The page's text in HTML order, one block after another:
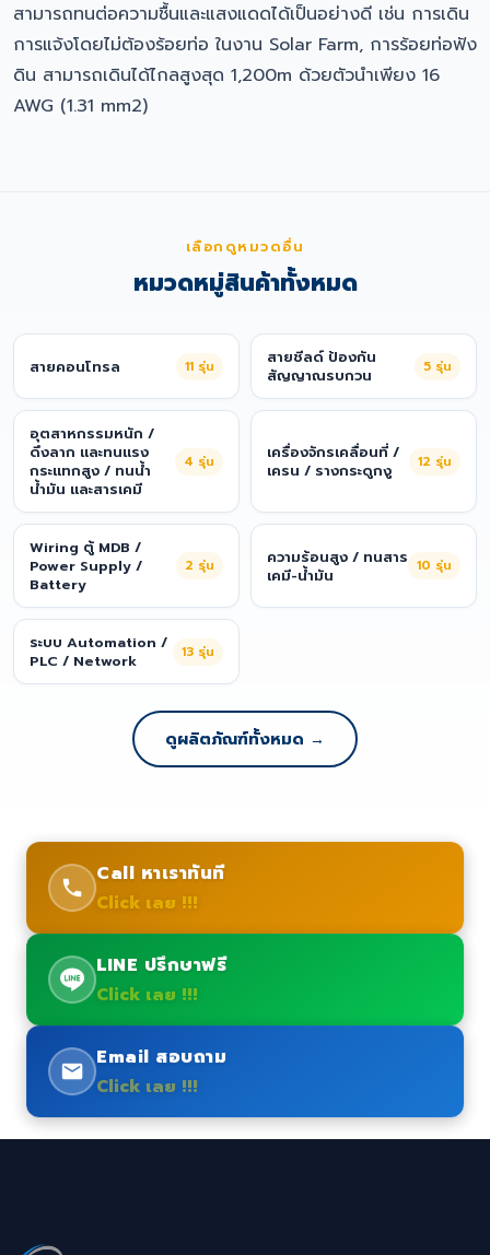
สามารถทนต่อความชื้นและแสงแดดได้เป็นอย่างดี เช่น การเดิน
การแจ้งโดยไม่ต้องร้อยท่อ ในงาน Solar Farm, การร้อยท่อฟัง
ดิน สามารถเดินได้ไกลสูงสุด 1,200m ด้วยตัวนำเพียง 16
AWG (1.31 mm2)
เลือกดูหมวดอื่น
หมวดหมู่สินค้าทั้งหมด
สายคอนโทรล 11 รุ่น
สายชีลด์ ป้องกัน
สัญญาณรบกวน
5 รุ่น
อุตสาหกรรมหนัก /
ดึงลาก และทนแรง
กระแทกสูง / ทนน้ำ
น้ำมัน และสารเคมี
4 รุ่น
เครื่องจักรเคลื่อนที่ /
เครน / รางกระดูกงู
12 รุ่น
Wiring ตู้ MDB /
Power Supply /
Battery
2 รุ่น
ความร้อนสูง / ทนสาร
เคมี-น้ำมัน
10 รุ่น
ระบบ Automation /
PLC / Network
13 รุ่น
ดูผลิตภัณฑ์ทั้งหมด →
Call หาเราทันที
Click เลย !!!
LINE ปรึกษาฟรี
Click เลย !!!
Email สอบถาม
Click เลย !!!